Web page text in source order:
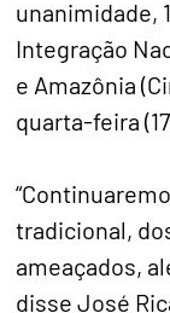
unanimidade,
Integração
e Amazônia
quarta-feira
tradicional,
ameaçados,
disse José